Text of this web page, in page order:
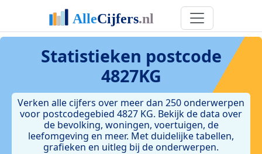
Statistieken postcode
4827KG
Verken alle cijfers over meer dan 250 onderwerpen
voor postcodegebied 4827 KG. Bekijk de data over
de bevolking, woningen, voertuigen, de
leefomgeving en meer. Met duidelijke tabellen,
grafieken en uitleg bij de onderwerpen.